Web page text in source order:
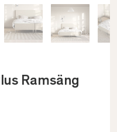
Ramsäng